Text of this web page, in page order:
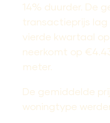
14% duurder. De
transactieprijs
vierde kwartaal
neerkomt op
meter.
De gemiddelde
woningtype